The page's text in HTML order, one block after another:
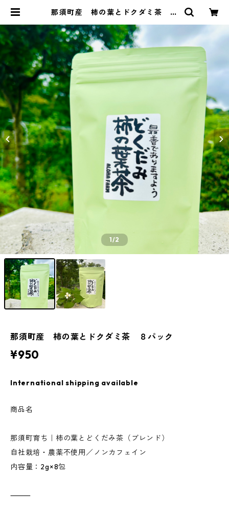
那須町産 柿の葉とドクダミ茶 ８
1/2
那須町産 柿の葉とドクダミ茶 ８パック
¥950
International shipping available
商品名
那須町育ち｜柿の葉とどくだみ茶（ブレンド）
自社栽培・農薬不使用／ノンカフェイン
内容量：2g×8包
⸻